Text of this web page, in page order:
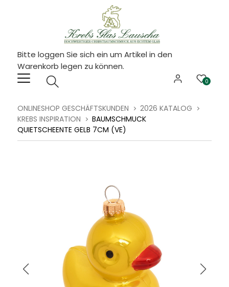
Bitte loggen Sie sich ein um Artikel in den
Warenkorb legen zu können.
0
ONLINESHOP GESCHÄFTSKUNDEN
2026 KATALOG
KREBS INSPIRATION
BAUMSCHMUCK
QUIETSCHEENTE GELB 7CM (VE)